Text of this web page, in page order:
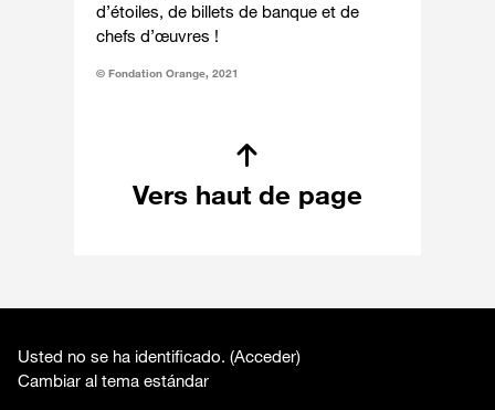
d’étoiles, de billets de banque et de
chefs d’œuvres !
© Fondation Orange, 2021
Vers haut de page
Usted no se ha identificado. (Acceder)
Cambiar al tema estándar